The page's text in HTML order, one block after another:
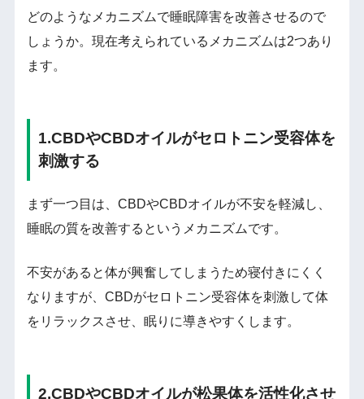
どのようなメカニズムで睡眠障害を改善させるので
しょうか。現在考えられているメカニズムは2つあり
ます。
1.CBDやCBDオイルがセロトニン受容体を
刺激する
まず一つ目は、CBDやCBDオイルが不安を軽減し、
睡眠の質を改善するというメカニズムです。
不安があると体が興奮してしまうため寝付きにくく
なりますが、CBDがセロトニン受容体を刺激して体
をリラックスさせ、眠りに導きやすくします。
2.CBDやCBDオイルが松果体を活性化させ